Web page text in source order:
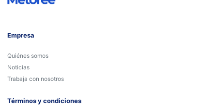
Empresa
Quiénes somos
Noticias
Trabaja con nosotros
Términos y condiciones